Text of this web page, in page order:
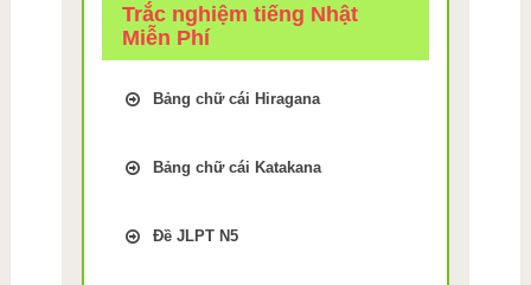
Trắc nghiệm tiếng Nhật
Miễn Phí
Bảng chữ cái Hiragana
hiragana Bài 1
bảng chữ cái Tiếng Nhật
Bảng chữ cái Katakana
Katakana Bài 9
Đề JLPT N5